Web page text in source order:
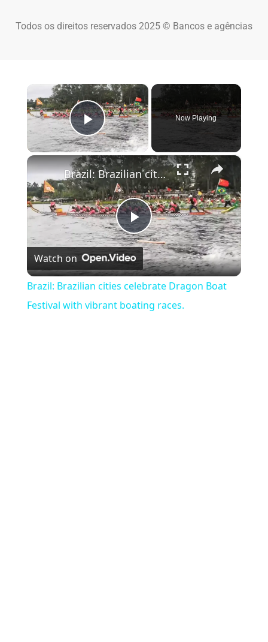
Todos os direitos reservados 2025 © Bancos e agências
×
Play Video
Now Playing
×
Play Video
Brazil: Brazilian cities celebrate Dragon Boat Festival with vibrant boating races.
Watch on
Brazil: Brazilian cities celebrate Dragon Boat
Festival with vibrant boating races.